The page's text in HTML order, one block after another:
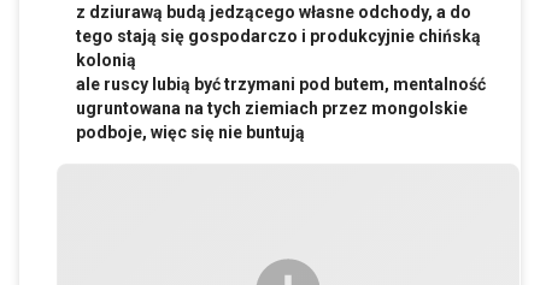
z dziurawą budą jedzącego własne odchody, a do
tego stają się gospodarczo i produkcyjnie chińską
kolonią
ale ruscy lubią być trzymani pod butem, mentalność
ugruntowana na tych ziemiach przez mongolskie
podboje, więc się nie buntują